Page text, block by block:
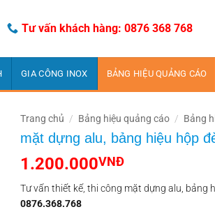
Tư vấn khách hàng: 0876 368 768
GIA CÔNG INOX BẢNG HIỆU QUẢNG CÁO
Trang chủ / Bảng hiệu quảng cáo / Bảng
mặt dựng alu, bảng hiệu hộp
1.200.000VNĐ
Tư vấn thiết kế, thi công mặt dựng alu, bảng
0876.368.768